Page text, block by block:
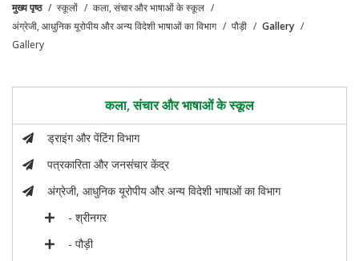
पग
चिन्ह
मुख्य पृष्ठ स्कूलों
कला, संचार और भाषाओं के स्कूल
अंग्रेजी, आधुनिक यूरोपीय और अन्य विदेशी भाषाओं का विभाग
पौड़ी
Gallery
Gallery
कला, संचार और भाषाओं के स्कूल
ड्राइंग और पेंटिंग विभाग
पत्रकारिता और जनसंचार केंद्र
अंग्रेजी, आधुनिक यूरोपीय और अन्य विदेशी भाषाओं का विभाग
- श्रीनगर
- पौड़ी